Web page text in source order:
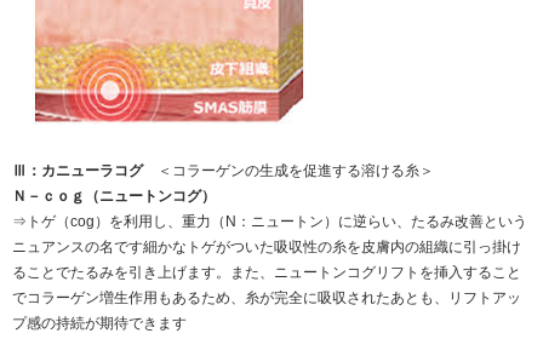
Ⅲ：カニューラコグ＜コラーゲンの生成を促進する溶ける糸＞
Ｎ－ｃｏｇ（ニュートンコグ）
⇒トゲ（cog）を利用し、重力（N：ニュートン）に逆らい、たるみ改善という
ニュアンスの名です細かなトゲがついた吸収性の糸を皮膚内の組織に引っ掛け
ることでたるみを引き上げます。また、ニュートンコグリフトを挿入すること
でコラーゲン増生作用もあるため、糸が完全に吸収されたあとも、リフトアッ
プ感の持続が期待できます